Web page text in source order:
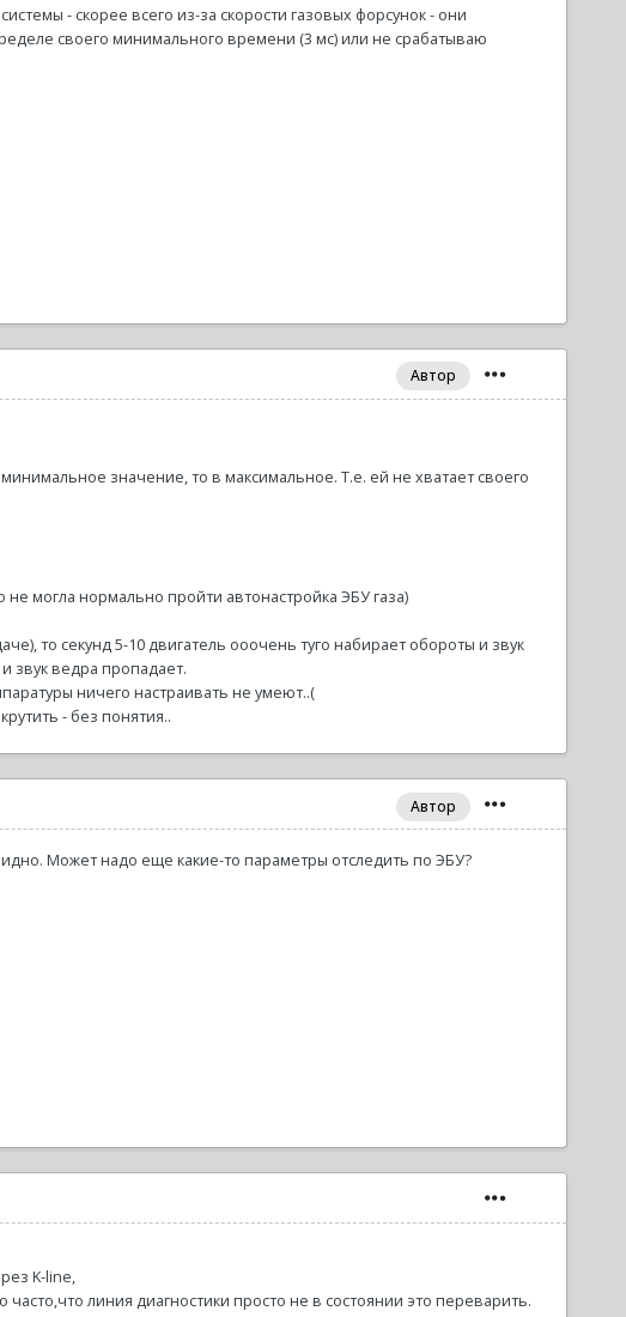
- скорее всего из-за скорости газовых форсунок - они
своего минимального времени (3 мс) или не срабатываю
Автор
значение, то в максимальное. Т.е. ей не хватает своего
могла нормально пройти автонастройка ЭБУ газа)
то секунд 5-10 двигатель ооочень туго набирает обороты и звук
звук ведра пропадает.
ничего настраивать не умеют..(
- без понятия..
Автор
Может надо еще какие-то параметры отследить по ЭБУ?
K-line,
линия диагностики просто не в состоянии это переварить.